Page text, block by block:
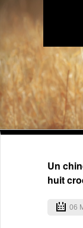
Un
huit
06